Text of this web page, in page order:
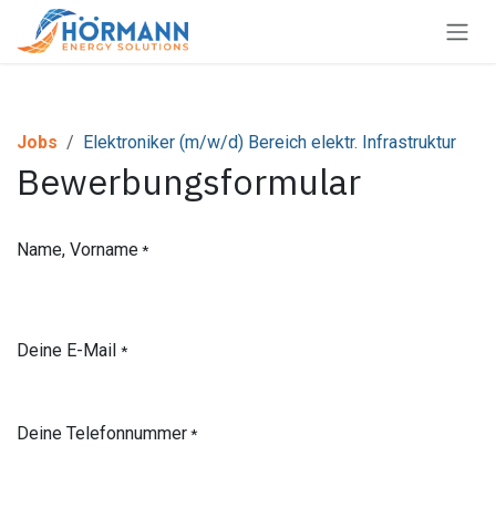
Zum Inhalt springen
Jobs Elektroniker (m/w/d) Bereich elektr. Infrastruktur
Bewerbungsformular
Name, Vorname*
Deine E-Mail *
Deine Telefonnummer*